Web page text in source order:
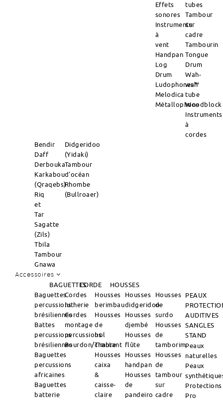
Effets
sonores
Instruments
à
vent
Handpan
Log
Drum
Ludophones™
Melodica
Métallophone
tubes
Tambour
sur
cadre
Tambourin
Tongue
Drum
Wah-
wah
tube
Woodblock
Instruments
à
cordes
Bendir
Daff
Derbouka
Karkabou
(Qraqebs)
Riq
et
Tar
Sagatte
(Zils)
Tbila
Tambour
Gnawa
Didgeridoo
(Yidaki)
Tambour
d'océan
Rhombe
(Bullroaer)
Accessoires
BAGUETTESCORDE
HOUSSES
Baguettes
percussions
brésiliennes
Battes
percussions
brésiliennes
Baguettes
percussions
africaines
Baguettes
batterie
Cordes
lutherie
Cordes
montage
percussions
Bourdon/Timbre
Housses
berimbau
Housses
de
bol
chantant
Housses
caixa
&
caisse-
claire
Housses
didgeridoo
Housses
djembé
Housses
flûte
Housses
handpan
Housses
de
pandeiro
Housses
de
surdo
Housses
de
tamborim
Housses
de
tambour
sur
cadre
PEAUX
AUDITIVES
SANGLES
STAND
Peaux
naturelles
Peaux
Protections
Pro